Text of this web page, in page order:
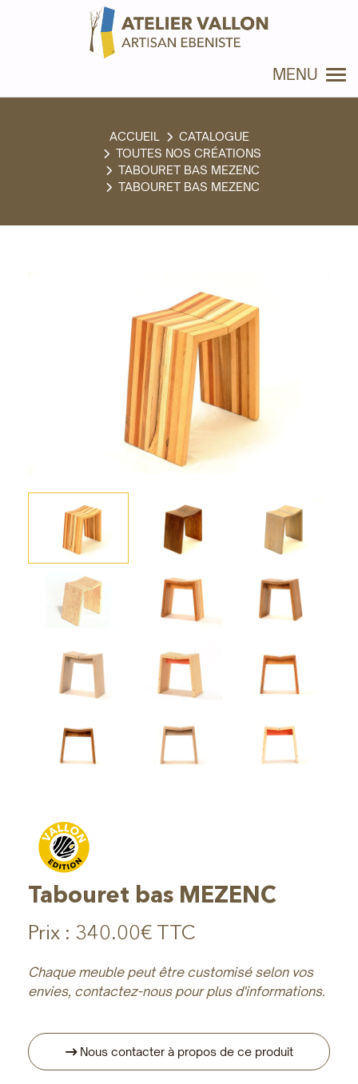
MENU
CATALOGUE
TOUTES NOS CRÉATIONS
TABOURET BAS MEZENC
TABOURET BAS MEZENC
Tabouret bas MEZENC
Prix : 340.00€ TTC
Chaque meuble peut être customisé selon vos
envies, contactez-nous pour plus d'informations.
Nous contacter à propos de ce produit
Panneau de gestion des cookies